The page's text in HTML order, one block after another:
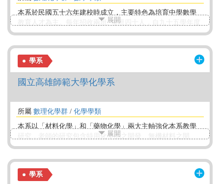
本系於民國五十六年建校時成立，主要特色為培育中學數學
教育人才為主。每年招收兩班, 每班四十人，自九十五學年度
起改為「 【 師資培育 】 」(畢業學分含教育學分為156學分)
本校師資培育中心之考試，通過後即可參與師資培育。歡迎
您加入高師大數學系行列
展開
學系
國立高雄師範大學化學系
所屬 數理化學群 / 化學學類
本系以「材料化學」和「藥物化學」兩大主軸強化本系教學
研究，老師的研究包含特用化學品之開發、無機材料之開
發、奈米材料的製備、生物無機應用、藥物及生物分子分
究，以培養研究能力及解決問題的能力。
展開
學系